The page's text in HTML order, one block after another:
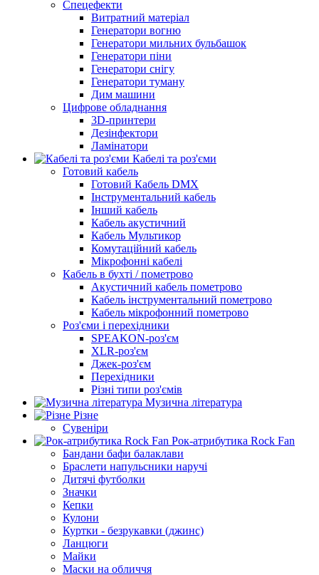
Спецефекти
Витратний матеріал
Генератори вогню
Генератори мильних бульбашок
Генератори піни
Генератори снігу
Генератори туману
Дим машини
Цифрове обладнання
3D-принтери
Дезінфектори
Ламінатори
Кабелі та роз'єми
Готовий кабель
Готовий Кабель DMX
Інструментальний кабель
Інший кабель
Кабель акустичний
Кабель Мультикор
Комутаційний кабель
Мікрофонні кабелі
Кабель в бухті / пометрово
Акустичний кабель пометрово
Кабель інструментальний пометрово
Кабель мікрофонний пометрово
Роз'єми і перехідники
SPEAKON-роз'єм
XLR-роз'єм
Джек-роз'єм
Перехідники
Різні типи роз'ємів
Музична література
Різне
Сувеніри
Рок-атрибутика Rock Fan
Бандани бафи балаклави
Браслети напульсники наручі
Дитячі футболки
Значки
Кепки
Кулони
Куртки - безрукавки (джинс)
Ланцюги
Майки
Маски на обличчя